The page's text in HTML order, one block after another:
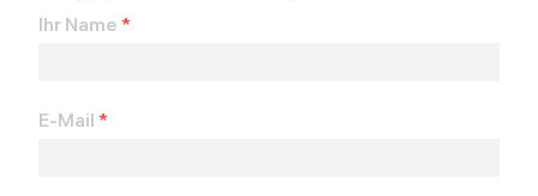
Ihr Name *
E-Mail *